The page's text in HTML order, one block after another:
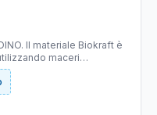
Il materiale Biokraft è
maceri
a garantire costanza di
riciclabile e
Colore: verde. Carta